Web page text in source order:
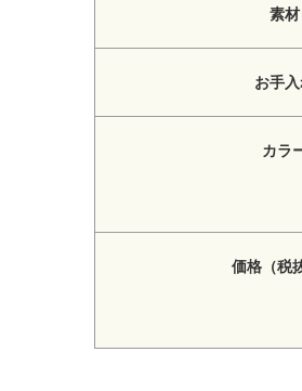
素材
お手
カラ
価格（税